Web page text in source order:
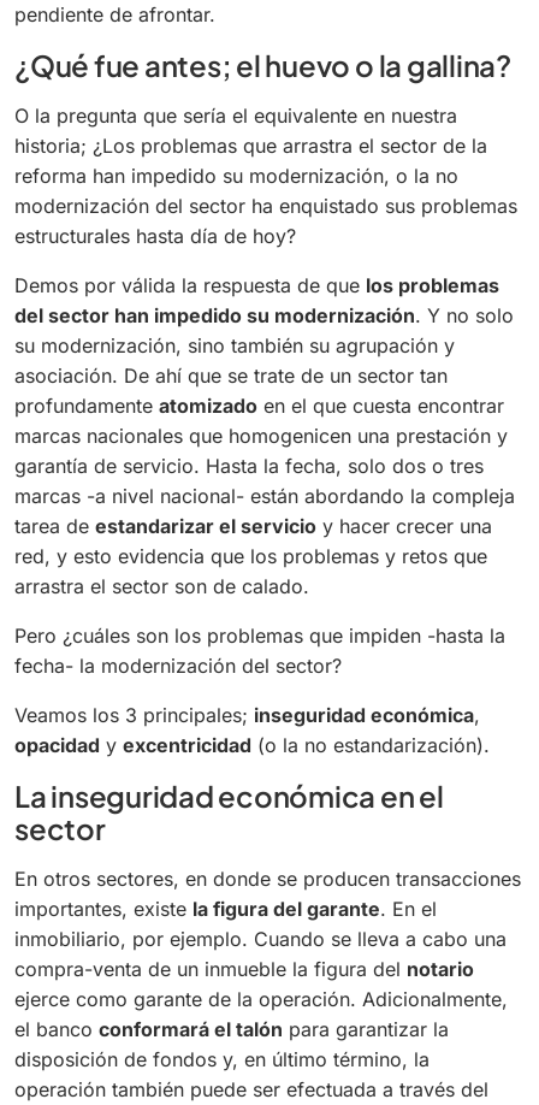
pendiente de afrontar.
¿Qué fue antes; el huevo o la gallina?
O la pregunta que sería el equivalente en nuestra
historia; ¿Los problemas que arrastra el sector de la
reforma han impedido su modernización, o la no
modernización del sector ha enquistado sus problemas
estructurales hasta día de hoy?
Demos por válida la respuesta de que los problemas
del sector han impedido su modernización. Y no solo
su modernización, sino también su agrupación y
asociación. De ahí que se trate de un sector tan
profundamente atomizado en el que cuesta encontrar
marcas nacionales que homogenicen una prestación y
garantía de servicio. Hasta la fecha, solo dos o tres
marcas -a nivel nacional- están abordando la compleja
tarea de estandarizar el servicio y hacer crecer una
red, y esto evidencia que los problemas y retos que
arrastra el sector son de calado.
Pero ¿cuáles son los problemas que impiden -hasta la
fecha- la modernización del sector?
Veamos los 3 principales; inseguridad económica,
opacidad y excentricidad (o la no estandarización).
La inseguridad económica en el
sector
En otros sectores, en donde se producen transacciones
importantes, existe la figura del garante. En el
inmobiliario, por ejemplo. Cuando se lleva a cabo una
compra-venta de un inmueble la figura del notario
ejerce como garante de la operación. Adicionalmente,
el banco conformará el talón para garantizar la
disposición de fondos y, en último término, la
operación también puede ser efectuada a través del